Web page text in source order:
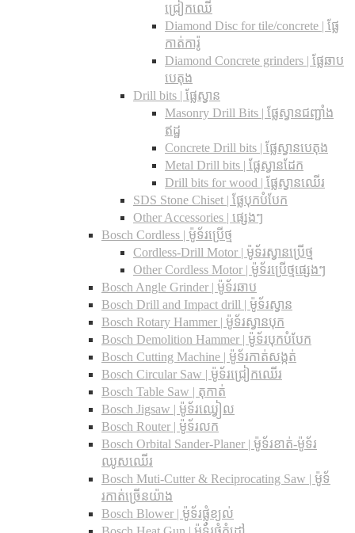
ជ្រៀកឈើ
Diamond Disc for tile/concrete​ | ផ្លែ
កាត់ការ៉ូ
Diamond Concrete grinders | ផ្លែឆាប
បេតុង
Drill bits |​ ផ្លែស្វាន
Masonry Drill Bits |​ ផ្លែស្វានជញ្ជាំង
ឥដ្ឋ
Concrete Drill bits |​ ផ្លែស្វានបេតុង
Metal Drill bits |​ ផ្លែស្វានដែក
Drill bits for wood |​ ផ្លែស្វានឈើរ
SDS Stone Chiset |​ ផ្លែបុកបំបែក
Other Accessories | ផ្សេងៗ
Bosch Cordless | ម៉ូទ័រប្រើថ្ម
Cordless-Drill Motor | ម៉ូទ័រស្វានប្រើថ្ម
Other Cordless Motor | ម៉ូទ័រប្រើថ្មផ្សេងៗ
Bosch Angle Grinder | ម៉ូទ័រឆាប
Bosch Drill and Impact drill | ម៉ូទ័រស្វាន
Bosch Rotary Hammer | ម៉ូទ័រស្វានបុក
Bosch Demolition Hammer | ម៉ូទ័របុកបំបែក
Bosch Cutting Machine | ម៉ូទ័រកាត់សង្កត់
Bosch Circular Saw | ម៉ូទ័រជ្រៀកឈើរ
Bosch Table Saw | តុកាត់
Bosch Jigsaw | ម៉ូទ័រឈ្វៀល
Bosch Router | ម៉ូទ័រលក
Bosch Orbital Sander-Planer​ | ម៉ូទ័រខាត់-ម៉ូទ័រ
ឈូសឈើរ
Bosch Muti-Cutter & Reciprocating Saw​ | ម៉ូទ័
រកាត់ច្រើនយ៉ាង
Bosch Blower | ម៉ូទ័រផ្លុំខ្យល់